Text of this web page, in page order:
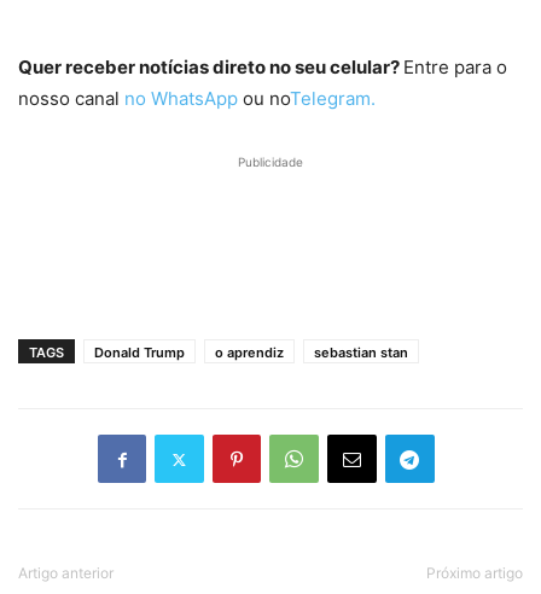
Quer receber notícias direto no seu celular? Entre para o
nosso canal no WhatsApp ou noTelegram.
Publicidade
TAGS Donald Trump o aprendiz sebastian stan
Artigo anterior Próximo artigo